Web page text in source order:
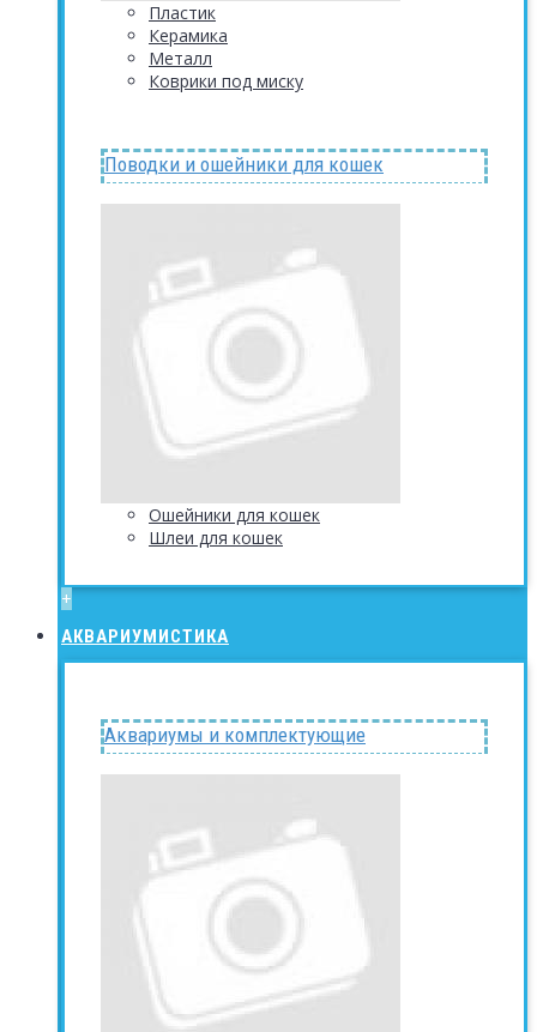
Пластик
Керамика
Металл
Коврики под миску
Поводки и ошейники для кошек
Ошейники для кошек
Шлеи для кошек
+
АКВАРИУМИСТИКА
Аквариумы и комплектующие